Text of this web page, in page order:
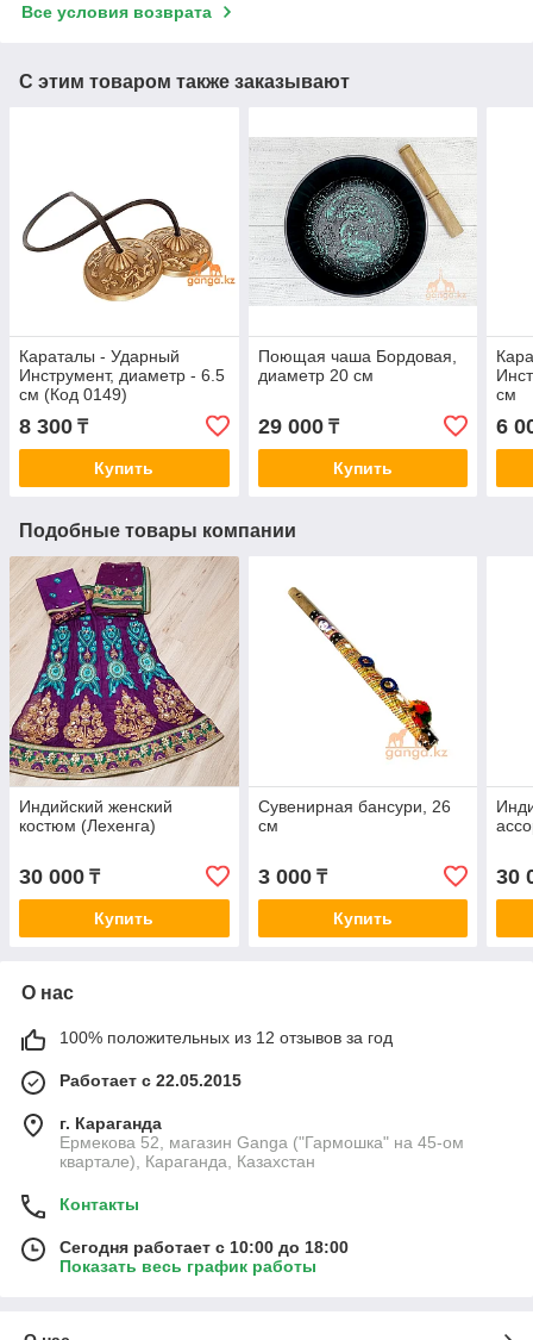
Все условия возврата
С этим товаром также заказывают
Караталы - Ударный
Инструмент, диаметр - 6.5
см (Код 0149)
8 300 ₸
Купить
Поющая чаша Бордовая,
диаметр 20 см
29 000₸
Купить
см
6
Подобные товары компании
Индийский женский
костюм (Лехенга)
30 000 ₸
Купить
Сувенирная бансури, 26
см
3 000₸
Купить
30
О нас
100% положительных из 12 отзывов за год
Работает с 22.05.2015
г. Караганда
Ермекова 52, магазин Ganga ("Гармошка" на 45-ом
квартале), Караганда, Казахстан
Контакты
Сегодня работает с 10:00 до 18:00
Показать весь график работы